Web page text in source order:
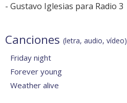
- Gustavo Iglesias para Radio 3
Canciones (letra, audio, vídeo)
Friday night
Forever young
Weather alive